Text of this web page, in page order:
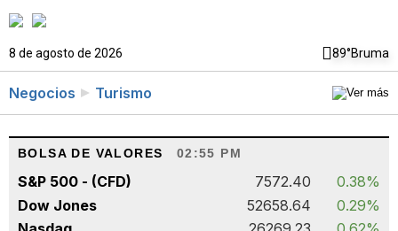
8 de agosto de 2026 89°Bruma
Negocios Turismo
BOLSA DE VALORES 02:55 PM
S&P 500 - (CFD) 7572.40
0.38%
Dow Jones
52658.64
0.29%